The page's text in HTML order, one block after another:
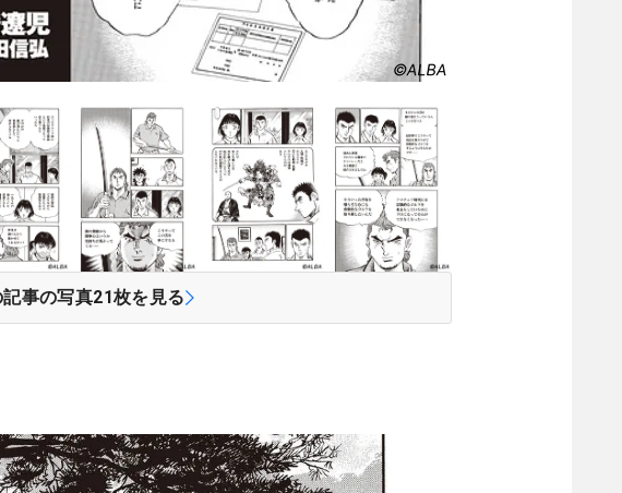
事の写真21枚を見る